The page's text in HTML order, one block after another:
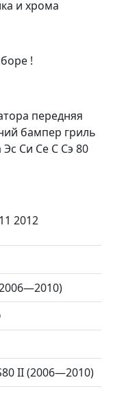
и хрома
!
передняя
бампер гриль
Си Се С Сэ 80
2012
II (2006—2010)